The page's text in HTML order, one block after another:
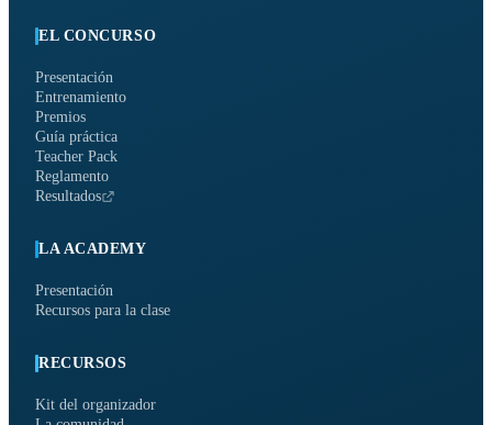
EL CONCURSO
Presentación
Entrenamiento
Premios
Guía práctica
Teacher Pack
Reglamento
Resultados
LA ACADEMY
Presentación
Recursos para la clase
RECURSOS
Kit del organizador